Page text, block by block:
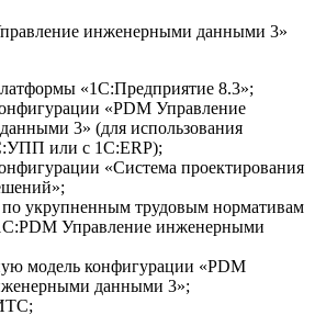
инженерными данными 3»
«1С:Предприятие 8.3»;
«PDM Управление
3» (для использования
или с 1С:ERP);
«Система проектирования
по укрупненным трудовым нормативам
Управление инженерными
модель конфигурации «PDM
данными 3»;